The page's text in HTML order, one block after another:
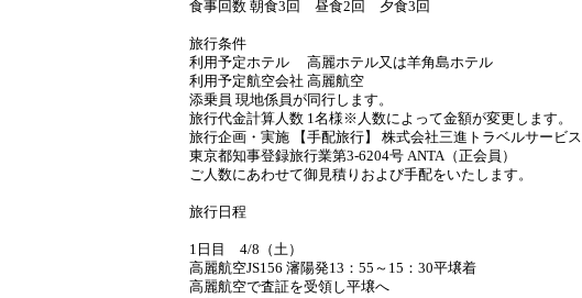
食事回数 朝食3回 昼食2回 夕食3回
旅行条件
利用予定ホテル 高麗ホテル又は羊角島ホテル
利用予定航空会社 高麗航空
添乗員 現地係員が同行します。
旅行代金計算人数 1名様※人数によって金額が変更します。
旅行企画・実施 【手配旅行】 株式会社三進トラベルサービス
東京都知事登録旅行業第3-6204号 ANTA（正会員）
ご人数にあわせて御見積りおよび手配をいたします。
旅行日程
1日目 4/8（土）
高麗航空JS156 瀋陽発13：55～15：30平壌着
高麗航空で査証を受領し平壌へ